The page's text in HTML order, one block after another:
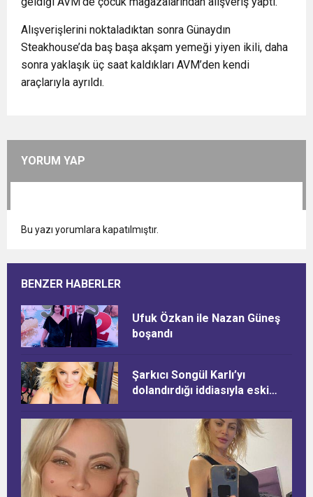
Alışverişlerini noktaladıktan sonra Günaydın
Steakhouse’da baş başa akşam yemeği yiyen ikili, daha
sonra yaklaşık üç saat kaldıkları AVM’den kendi
araçlarıyla ayrıldı.
YORUM YAP
Bu yazı yorumlara kapatılmıştır.
BENZER HABERLER
Ufuk Özkan ile Nazan Güneş
boşandı
Şarkıcı Songül Karlı’yı
dolandırdığı iddiasıyla eski
istemi